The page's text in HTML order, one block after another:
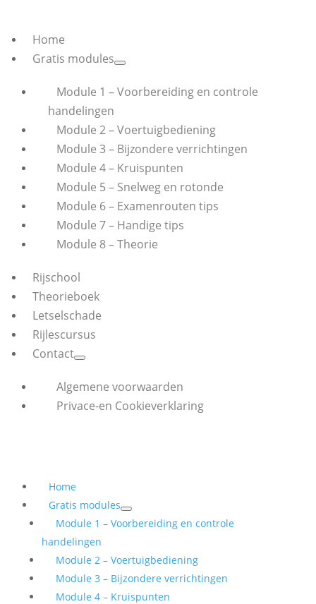
Home
Gratis modules
Module 1 – Voorbereiding en controle
handelingen
Module 2 – Voertuigbediening
Module 3 – Bijzondere verrichtingen
Module 4 – Kruispunten
Module 5 – Snelweg en rotonde
Module 6 – Examenrouten tips
Module 7 – Handige tips
Module 8 – Theorie
Rijschool
Theorieboek
Letselschade
Rijlescursus
Contact
Algemene voorwaarden
Privace-en Cookieverklaring
Home
Gratis modules
Module 1 – Voorbereiding en controle
handelingen
Module 2 – Voertuigbediening
Module 3 – Bijzondere verrichtingen
Module 4 – Kruispunten